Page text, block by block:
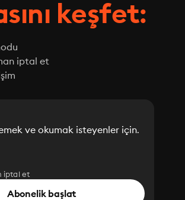
keşfet:
iptal et
ve okumak isteyenler için.
iptal et
Abonelik başlat